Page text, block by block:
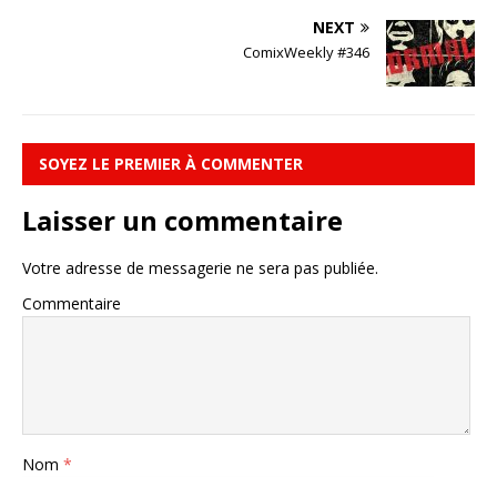
NEXT
ComixWeekly #346
SOYEZ LE PREMIER À COMMENTER
Laisser un commentaire
Votre adresse de messagerie ne sera pas publiée.
Commentaire
Nom *